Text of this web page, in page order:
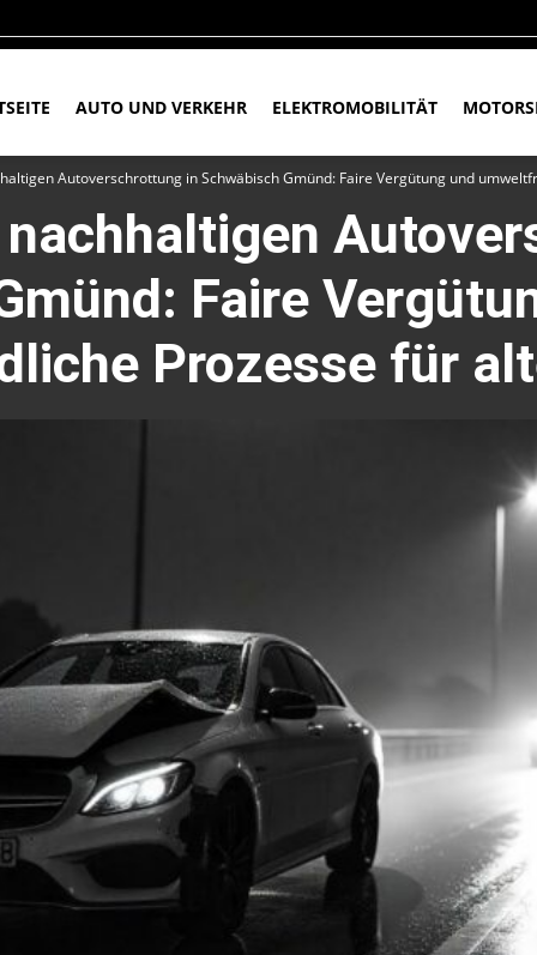
AUTO UND VERKEHR ELEKTROMOBILITÄT
Autoverschrottung in Schwäbisch Gmünd: Faire Vergütung und
Faire
Prozesse für